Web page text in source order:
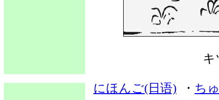
キ
にほんご(日语) ・ ち